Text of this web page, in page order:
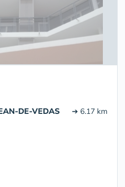
DE-VEDAS ➔ 6.17 km